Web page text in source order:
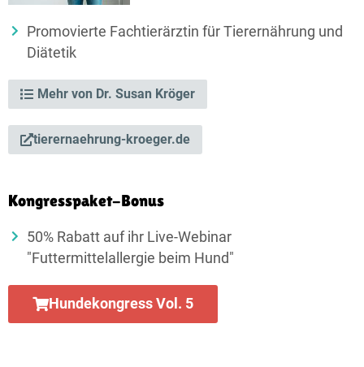
Promovierte Fachtierärztin für Tierernährung und
Diätetik
Mehr von Dr. Susan Kröger
tierernaehrung-kroeger.de
Kongresspaket-Bonus
50% Rabatt auf ihr Live-Webinar
"Futtermittelallergie beim Hund"
Hundekongress Vol. 5